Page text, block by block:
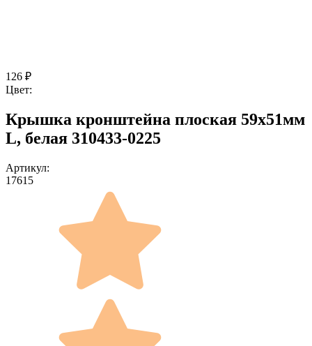
126 ₽
Цвет:
Крышка кронштейна плоская 59x51мм
L, белая 310433-0225
Артикул:
17615